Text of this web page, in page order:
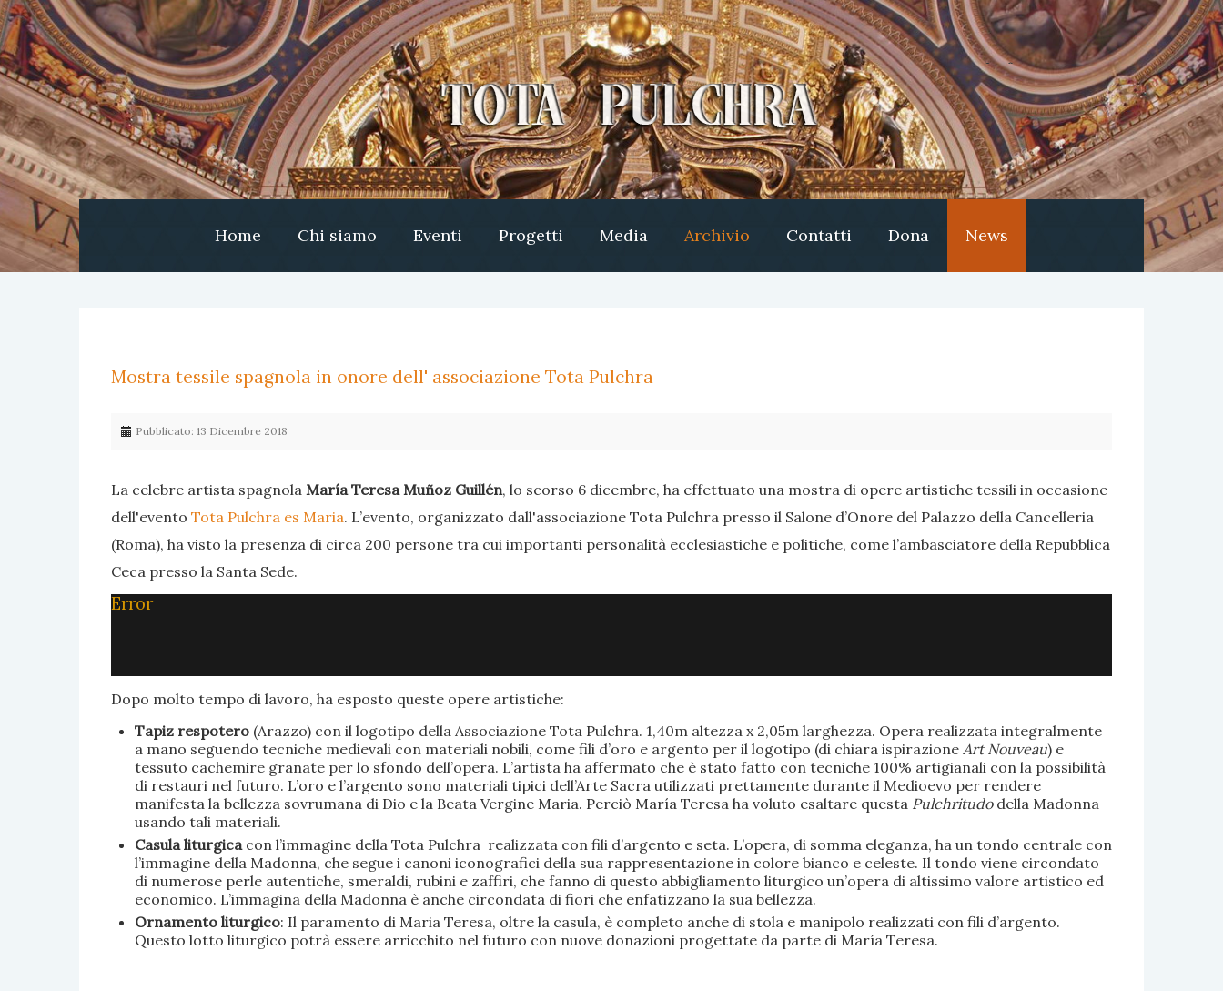
Home Chi siamo Eventi Progetti Media Archivio Contatti Dona News
Mostra tessile spagnola in onore dell' associazione Tota Pulchra
Pubblicato: 13 Dicembre 2018
La celebre artista spagnola María Teresa Muñoz Guillén, lo scorso 6 dicembre, ha effettuato una mostra di opere artistiche tessili in occasione
dell'evento Tota Pulchra es Maria. L’evento, organizzato dall'associazione Tota Pulchra presso il Salone d’Onore del Palazzo della Cancelleria
(Roma), ha visto la presenza di circa 200 persone tra cui importanti personalità ecclesiastiche e politiche, come l’ambasciatore della Repubblica
Ceca presso la Santa Sede.
Error
Dopo molto tempo di lavoro, ha esposto queste opere artistiche:
Tapiz respotero(Arazzo) con il logotipo della Associazione Tota Pulchra. 1,40m altezza x 2,05m larghezza. Opera realizzata integralmente
a mano seguendo tecniche medievali con materiali nobili, come fili d’oro e argento per il logotipo (di chiara ispirazione Art Nouveau) e
tessuto cachemire granate per lo sfondo dell’opera. L’artista ha affermato che è stato fatto con tecniche 100% artigianali con la possibilità
di restauri nel futuro. L’oro e l’argento sono materiali tipici dell’Arte Sacra utilizzati prettamente durante il Medioevo per rendere
manifesta la bellezza sovrumana di Dio e la Beata Vergine Maria. Perciò María Teresa ha voluto esaltare questa Pulchritudo della Madonna
usando tali materiali.
Casula liturgica con l’immagine della Tota Pulchra realizzata con fili d’argento e seta. L’opera, di somma eleganza, ha un tondo centrale con
l’immagine della Madonna, che segue i canoni iconografici della sua rappresentazione in colore bianco e celeste. Il tondo viene circondato
di numerose perle autentiche, smeraldi, rubini e zaffiri, che fanno di questo abbigliamento liturgico un’opera di altissimo valore artistico ed
economico. L’immagina della Madonna è anche circondata di fiori che enfatizzano la sua bellezza.
Ornamento liturgico: Il paramento di Maria Teresa, oltre la casula, è completo anche di stola e manipolo realizzati con fili d’argento.
Questo lotto liturgico potrà essere arricchito nel futuro con nuove donazioni progettate da parte di María Teresa.